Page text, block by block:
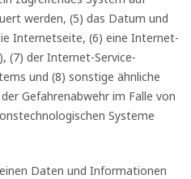
werden, (5) das Datum und
Internetseite, (6) eine Internet-
(7) der Internet-Service-
und (8) sonstige ähnliche
Gefahrenabwehr im Falle von
Systeme
Daten und Informationen